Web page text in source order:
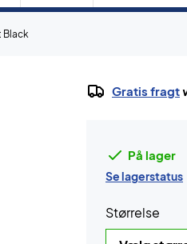
Black
Gratis fragt
På lager
Se lagerstatus
Størrelse